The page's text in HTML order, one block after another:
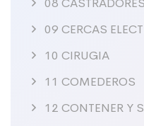
08 CASTRADORES
09 CERCAS
10 CIRUGIA
11 COMEDEROS
12 CONTENER Y